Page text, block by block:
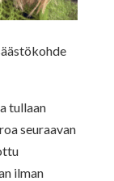
tullaan
seuraavan
ilman